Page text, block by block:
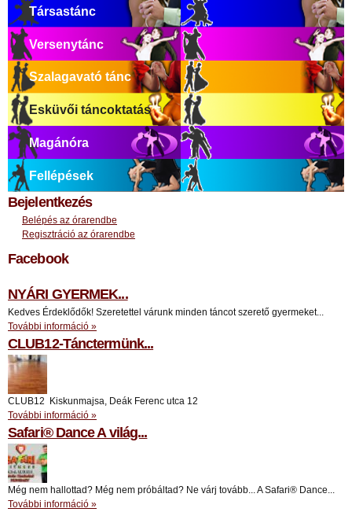
Társastánc
Versenytánc
Szalagavató tánc
Esküvői táncoktatás
Magánóra
Fellépések
Bejelentkezés
Belépés az órarendbe
Regisztráció az órarendbe
Facebook
NYÁRI GYERMEK...
Kedves Érdeklődők! Szeretettel várunk minden táncot szerető gyermeket...
További információ »
CLUB12-Tánctermünk...
CLUB12 Kiskunmajsa, Deák Ferenc utca 12
További információ »
Safari® Dance A világ...
Még nem hallottad? Még nem próbáltad? Ne várj tovább... A Safari® Dance...
További információ »